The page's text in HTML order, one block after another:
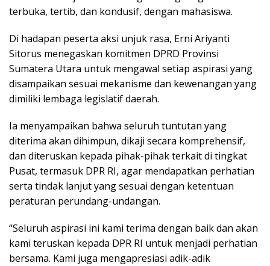
terbuka, tertib, dan kondusif, dengan mahasiswa.
Di hadapan peserta aksi unjuk rasa, Erni Ariyanti
Sitorus menegaskan komitmen DPRD Provinsi
Sumatera Utara untuk mengawal setiap aspirasi yang
disampaikan sesuai mekanisme dan kewenangan yang
dimiliki lembaga legislatif daerah.
Ia menyampaikan bahwa seluruh tuntutan yang
diterima akan dihimpun, dikaji secara komprehensif,
dan diteruskan kepada pihak-pihak terkait di tingkat
Pusat, termasuk DPR RI, agar mendapatkan perhatian
serta tindak lanjut yang sesuai dengan ketentuan
peraturan perundang-undangan.
“Seluruh aspirasi ini kami terima dengan baik dan akan
kami teruskan kepada DPR RI untuk menjadi perhatian
bersama. Kami juga mengapresiasi adik-adik